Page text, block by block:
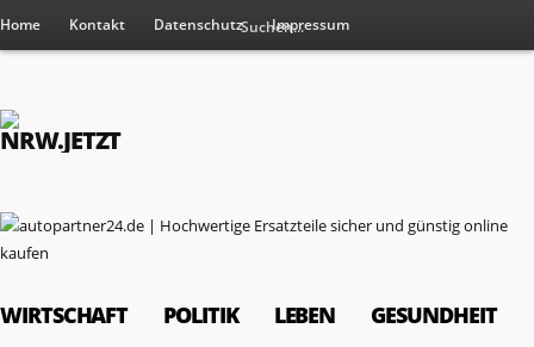
Home Kontakt Datenschutz Impressum
WIRTSCHAFT POLITIK LEBEN GESUNDHEIT